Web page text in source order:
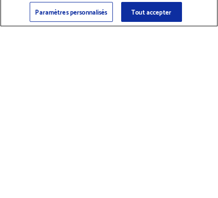
S'abonner
Paramètres personnalisés Tout accepter